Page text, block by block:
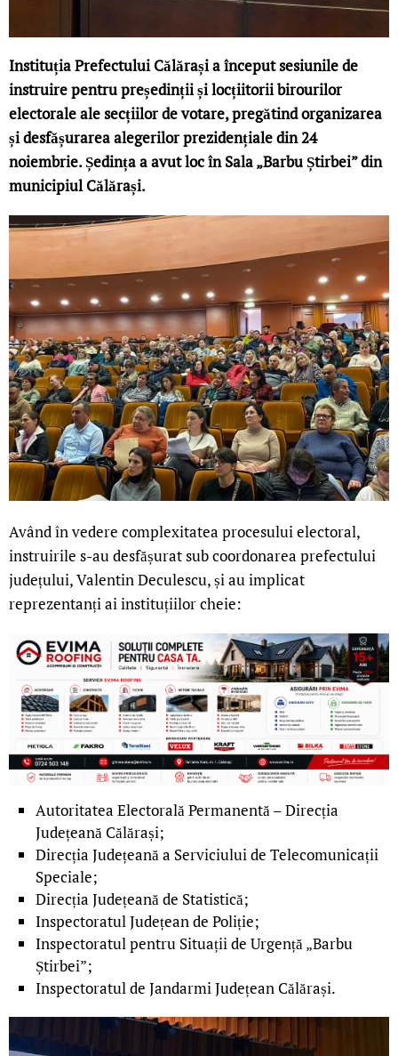
Instituția Prefectului Călărași a început sesiunile de
instruire pentru președinții și locțiitorii birourilor
electorale ale secțiilor de votare, pregătind organizarea
și desfășurarea alegerilor prezidențiale din 24
noiembrie. Ședința a avut loc în Sala „Barbu Știrbei” din
municipiul Călărași.
Având în vedere complexitatea procesului electoral,
instruirile s-au desfășurat sub coordonarea prefectului
județului, Valentin Deculescu, și au implicat
reprezentanți ai instituțiilor cheie:
Autoritatea Electorală Permanentă – Direcția
Județeană Călărași;
Direcția Județeană a Serviciului de Telecomunicații
Speciale;
Direcția Județeană de Statistică;
Inspectoratul Județean de Poliție;
Inspectoratul pentru Situații de Urgență „Barbu
Știrbei”;
Inspectoratul de Jandarmi Județean Călărași.